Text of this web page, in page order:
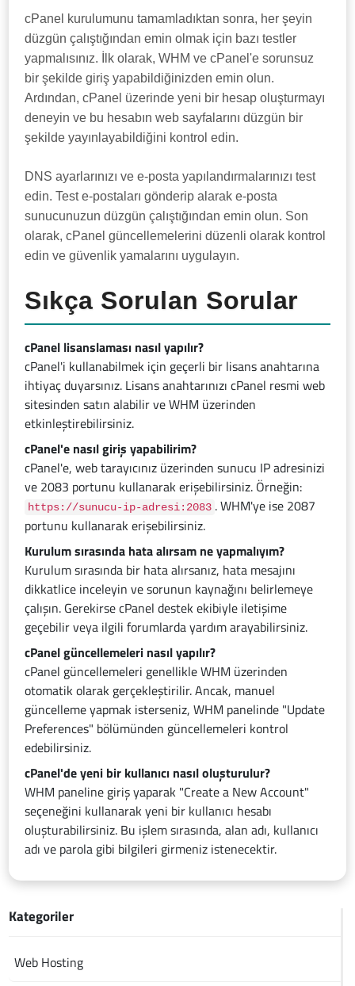
cPanel kurulumunu tamamladıktan sonra, her şeyin
düzgün çalıştığından emin olmak için bazı testler
yapmalısınız. İlk olarak, WHM ve cPanel'e sorunsuz
bir şekilde giriş yapabildiğinizden emin olun.
Ardından, cPanel üzerinde yeni bir hesap oluşturmayı
deneyin ve bu hesabın web sayfalarını düzgün bir
şekilde yayınlayabildiğini kontrol edin.
DNS ayarlarınızı ve e-posta yapılandırmalarınızı test
edin. Test e-postaları gönderip alarak e-posta
sunucunuzun düzgün çalıştığından emin olun. Son
olarak, cPanel güncellemelerini düzenli olarak kontrol
edin ve güvenlik yamalarını uygulayın.
Sıkça Sorulan Sorular
cPanel lisanslaması nasıl yapılır?
cPanel'i kullanabilmek için geçerli bir lisans anahtarına
ihtiyaç duyarsınız. Lisans anahtarınızı cPanel resmi web
sitesinden satın alabilir ve WHM üzerinden
etkinleştirebilirsiniz.
cPanel'e nasıl giriş yapabilirim?
cPanel'e, web tarayıcınız üzerinden sunucu IP adresinizi
ve 2083 portunu kullanarak erişebilirsiniz. Örneğin:
https://sunucu-ip-adresi:2083 . WHM'ye ise 2087
portunu kullanarak erişebilirsiniz.
Kurulum sırasında hata alırsam ne yapmalıyım?
Kurulum sırasında bir hata alırsanız, hata mesajını
dikkatlice inceleyin ve sorunun kaynağını belirlemeye
çalışın. Gerekirse cPanel destek ekibiyle iletişime
geçebilir veya ilgili forumlarda yardım arayabilirsiniz.
cPanel güncellemeleri nasıl yapılır?
cPanel güncellemeleri genellikle WHM üzerinden
otomatik olarak gerçekleştirilir. Ancak, manuel
güncelleme yapmak isterseniz, WHM panelinde "Update
Preferences" bölümünden güncellemeleri kontrol
edebilirsiniz.
cPanel'de yeni bir kullanıcı nasıl oluşturulur?
WHM paneline giriş yaparak "Create a New Account"
seçeneğini kullanarak yeni bir kullanıcı hesabı
oluşturabilirsiniz. Bu işlem sırasında, alan adı, kullanıcı
adı ve parola gibi bilgileri girmeniz istenecektir.
Kategoriler
Web Hosting